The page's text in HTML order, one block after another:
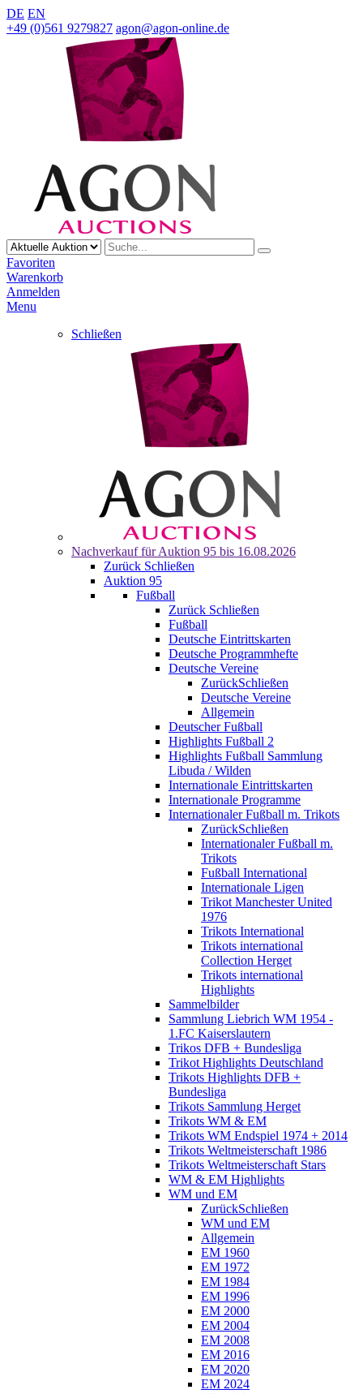
DE EN
+49 (0)561 9279827 agon@agon-online.de
Favoriten
Warenkorb
Anmelden
Menu
Schließen
Nachverkauf für Auktion 95 bis 16.08.2026
Zurück Schließen
Auktion 95
Fußball
Zurück Schließen
Fußball
Deutsche Eintrittskarten
Deutsche Programmhefte
Deutsche Vereine
ZurückSchließen
Deutsche Vereine
Allgemein
Deutscher Fußball
Highlights Fußball 2
Highlights Fußball Sammlung
Libuda / Wilden
Internationale Eintrittskarten
Internationale Programme
Internationaler Fußball m. Trikots
ZurückSchließen
Internationaler Fußball m.
Trikots
Fußball International
Internationale Ligen
Trikot Manchester United
1976
Trikots International
Trikots international
Collection Herget
Trikots international
Highlights
Sammelbilder
Sammlung Liebrich WM 1954 -
1.FC Kaiserslautern
Trikos DFB + Bundesliga
Trikot Highlights Deutschland
Trikots Highlights DFB +
Bundesliga
Trikots Sammlung Herget
Trikots WM & EM
Trikots WM Endspiel 1974 + 2014
Trikots Weltmeisterschaft 1986
Trikots Weltmeisterschaft Stars
WM & EM Highlights
WM und EM
ZurückSchließen
WM und EM
Allgemein
EM 1960
EM 1972
EM 1984
EM 1996
EM 2000
EM 2004
EM 2008
EM 2016
EM 2020
EM 2024